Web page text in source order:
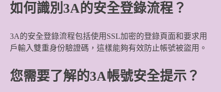
如何識別3A的安全登錄流程？
3A的安全登錄流程包括使用SSL加密的登錄頁面和要求用
戶輸入雙重身份驗證碼，這樣能夠有效防止帳號被盜用。
您需要了解的3A帳號安全提示？